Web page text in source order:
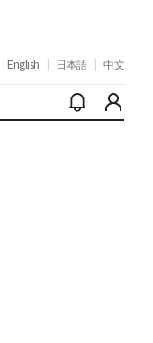
English 日本語 中文